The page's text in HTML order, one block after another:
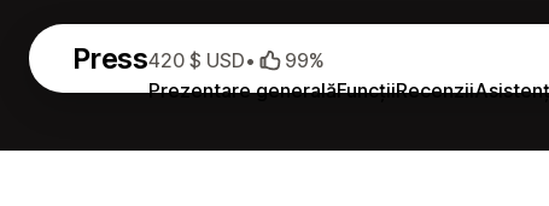
Press
Prezentare generalăFuncțiiRecenzii
420 $ USD• 99%